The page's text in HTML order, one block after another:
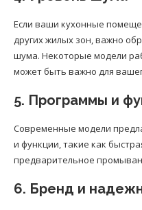
Если ваши кухонные
других жилых зон, важно
шума. Некоторые модели
может быть важно для
5. Программы и
Современные модели
и функции, такие как
предварительное
6. Бренд и